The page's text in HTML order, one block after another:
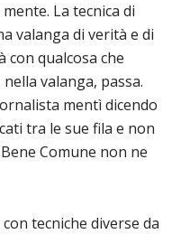
La tecnica di
valanga di verità e di
con qualcosa che
valanga, passa.
mentì dicendo
tra le sue fila e non
Comune non ne
tecniche diverse da